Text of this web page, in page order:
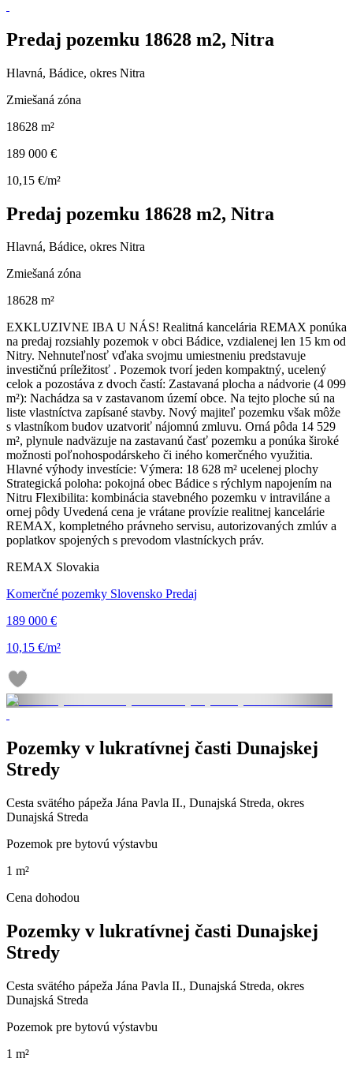
Predaj pozemku 18628 m2, Nitra
Hlavná, Bádice, okres Nitra
Zmiešaná zóna
18628 m²
189 000 €
10,15 €/m²
Predaj pozemku 18628 m2, Nitra
Hlavná, Bádice, okres Nitra
Zmiešaná zóna
18628 m²
EXKLUZIVNE IBA U NÁS! Realitná kancelária REMAX ponúka
na predaj rozsiahly pozemok v obci Bádice, vzdialenej len 15 km od
Nitry. Nehnuteľnosť vďaka svojmu umiestneniu predstavuje
investičnú príležitosť . Pozemok tvorí jeden kompaktný, ucelený
celok a pozostáva z dvoch častí: Zastavaná plocha a nádvorie (4 099
m²): Nachádza sa v zastavanom území obce. Na tejto ploche sú na
liste vlastníctva zapísané stavby. Nový majiteľ pozemku však môže
s vlastníkom budov uzatvoriť nájomnú zmluvu. Orná pôda 14 529
m², plynule nadväzuje na zastavanú časť pozemku a ponúka široké
možnosti poľnohospodárskeho či iného komerčného využitia.
Hlavné výhody investície: Výmera: 18 628 m² ucelenej plochy
Strategická poloha: pokojná obec Bádice s rýchlym napojením na
Nitru Flexibilita: kombinácia stavebného pozemku v intraviláne a
ornej pôdy Uvedená cena je vrátane provízie realitnej kancelárie
REMAX, kompletného právneho servisu, autorizovaných zmlúv a
poplatkov spojených s prevodom vlastníckych práv.
REMAX Slovakia
Komerčné pozemky Slovensko Predaj
189 000 €
10,15 €/m²
Pozemky v lukratívnej časti Dunajskej
Stredy
Cesta svätého pápeža Jána Pavla II., Dunajská Streda, okres
Dunajská Streda
Pozemok pre bytovú výstavbu
1 m²
Cena dohodou
Pozemky v lukratívnej časti Dunajskej
Stredy
Cesta svätého pápeža Jána Pavla II., Dunajská Streda, okres
Dunajská Streda
Pozemok pre bytovú výstavbu
1 m²